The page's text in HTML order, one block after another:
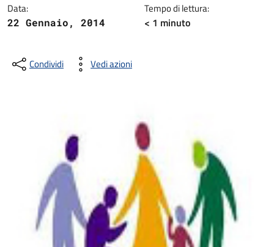
Data:
22 Gennaio, 2014
Tempo di lettura:
< 1 minuto
Condividi Vedi azioni